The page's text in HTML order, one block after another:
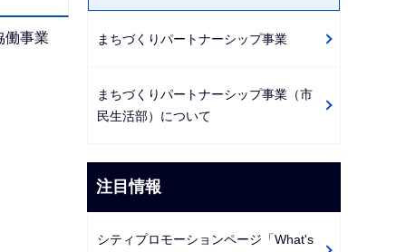
働事業
ン
こ
ら
まちづくりパートナーシップ事業
まちづくりパートナーシップ事業（市
民生活部）について
注目情報
シティプロモーションページ「What's